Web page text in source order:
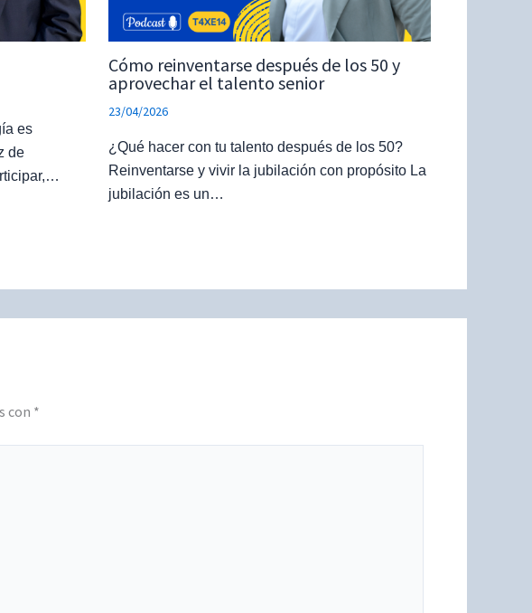
es
de
Cómo reinventarse después de los 50 y
aprovechar el talento senior
23/04/2026
¿Qué hacer con tu talento después de los 50?
Reinventarse y vivir la jubilación con propósito La
jubilación es un…
con *